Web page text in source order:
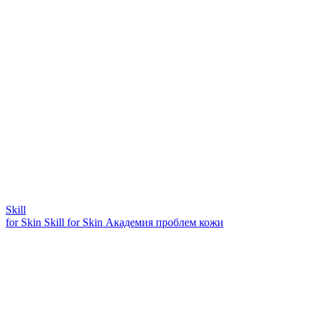
Skill
for Skin Skill for Skin Академия проблем кожи